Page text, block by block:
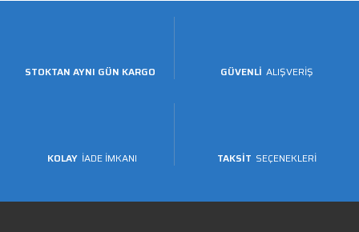
STOKTAN AYNI GÜN KARGO GÜVENLİ ALIŞVERİŞ
KOLAY İADE İMKANI TAKSİT SEÇENEKLERİ